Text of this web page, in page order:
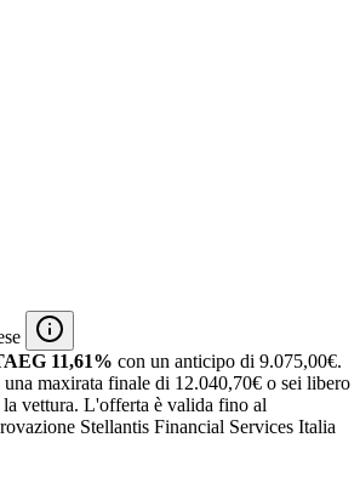
11,61% con un anticipo di 9.075,00€.
maxirata finale di 12.040,70€ o sei libero
vettura. L'offerta è valida fino al
Stellantis Financial Services Italia